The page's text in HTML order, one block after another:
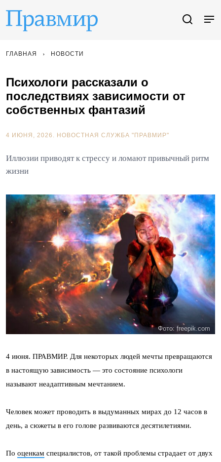
ГЛАВНАЯ НОВОСТИ
Психологи рассказали о
последствиях зависимости от
собственных фантазий
4 ИЮНЯ, 2026. НОВОСТНАЯ СЛУЖБА "ПРАВМИР"
Иллюзии приводят к стрессу и ломают привычный ритм
жизни
Фото: freepik.com
4 июня. ПРАВМИР. Для некоторых людей мечты превращаются
в настоящую зависимость — это состояние психологи
называют неадаптивным мечтанием.
Человек может проводить в выдуманных мирах до 12 часов в
день, а сюжеты в его голове развиваются десятилетиями.
По оценкам специалистов, от такой проблемы страдает от двух